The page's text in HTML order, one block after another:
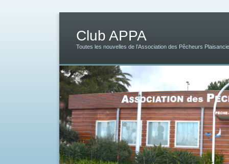
Club APPA
Toutes les nouvelles de l’Association des Pêcheurs